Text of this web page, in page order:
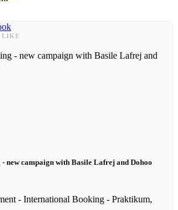
Of The Day
LIKE
new campaign with Basile Lafrej and Dohoo